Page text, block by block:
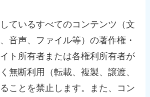
ているすべてのコンテンツ（文
音声、ファイル等）の著作権・
ト所有者または各権利所有者が
無断利用（転載、複製、譲渡、
ことを禁止します。また、コン